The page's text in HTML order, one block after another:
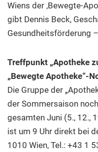
Wiens der ,Bewegte-
gibt Dennis Beck,
Gesundheitsförderung
Treffpunkt „Apotheke
„Bewegte Apotheke“-
Die Gruppe der
der Sommersaison
gesamten Juni (5., 12.,
ist um 9 Uhr direkt bei
1010 Wien, Tel.: +43 1